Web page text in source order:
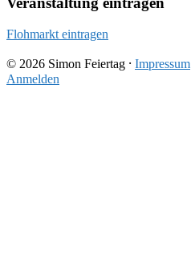
Flohmarkt eintragen
© 2026 Simon Feiertag ⸱ Impressum
Anmelden